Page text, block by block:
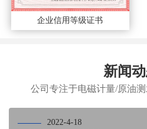
企业信用等级证书
新闻
公司专注于电磁计量/原油
2022-4-18